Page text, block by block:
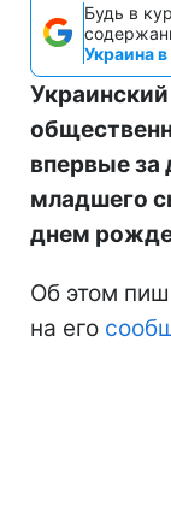
Будь в
Украина
впервые за
младшего
днем
Об этом
на его